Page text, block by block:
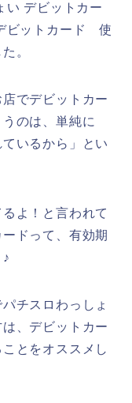
デビットカー
ビットカード 使
。
でデビットカー
のは、単純に
いるから」とい
よ！と言われて
ドって、有効期
チスロわっしょ
、デビットカー
とをオススメし